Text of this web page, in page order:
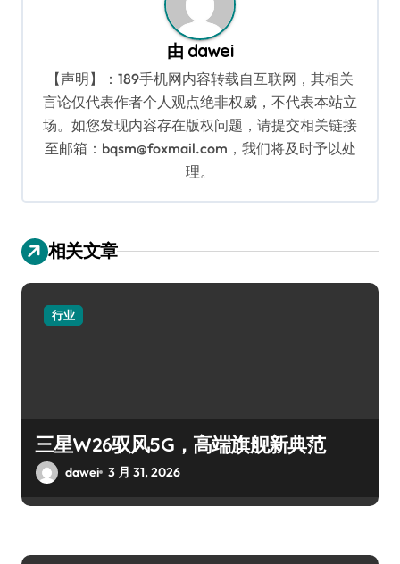
由 dawei
【声明】：189手机网内容转载自互联网，其相关
言论仅代表作者个人观点绝非权威，不代表本站立
场。如您发现内容存在版权问题，请提交相关链接
至邮箱：bqsm@foxmail.com，我们将及时予以处
理。
相关文章
行业
三星W26驭风5G，高端旗舰新典范
dawei 3 月 31, 2026